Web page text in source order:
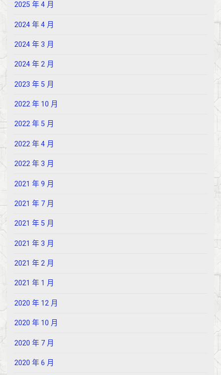
2025 年 4 月
2024 年 4 月
2024 年 3 月
2024 年 2 月
2023 年 5 月
2022 年 10 月
2022 年 5 月
2022 年 4 月
2022 年 3 月
2021 年 9 月
2021 年 7 月
2021 年 5 月
2021 年 3 月
2021 年 2 月
2021 年 1 月
2020 年 12 月
2020 年 10 月
2020 年 7 月
2020 年 6 月